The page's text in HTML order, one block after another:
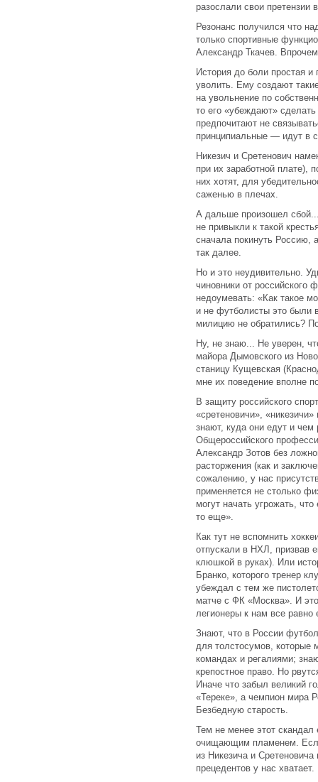
разослали свои
Резонанс получился что
только спортивные
Александр Ткачев.
История до боли простая и
уволить. Ему создают
на увольнение по
то его «убеждают»
предпочитают не
принципиальные — идут в
Никезич и Сретенович
при их заработной плате),
них хотят, для
саженью в плечах.
А дальше произошел
не привыкли к такой
сначала покинуть
так далее.
Но и это неудивительно.
чиновники от российского
недоумевать: «Как такое
и не футболисты это были
милицию не обратились?
Ну, не знаю... Не уверен,
майора Дымовского из
станицу Кущевская
мне их поведение вполне
В защиту российского
«сретеновичи»,
знают, куда они едут и
Общероссийского
Александр Зотов без
расторжения (как и
сожалению, у нас
применяется не столько
могут начать угрожать,
то еще».
Как тут не вспомнить
отпускали в НХЛ, призвав
клюшкой в руках). Или
Бранко, которого тренер
убеждал с тем же
матче с ФК «Москва». И
легионеры к нам все равно
Знают, что в России
для толстосумов, которые
командах и регалиями;
крепостное право. Но
Иначе что забыл великий
«Тереке», а чемпион мира
Безбедную старость.
Тем не менее этот
очищающим пламенем.
из Никезича и
прецедентов у нас хватает.